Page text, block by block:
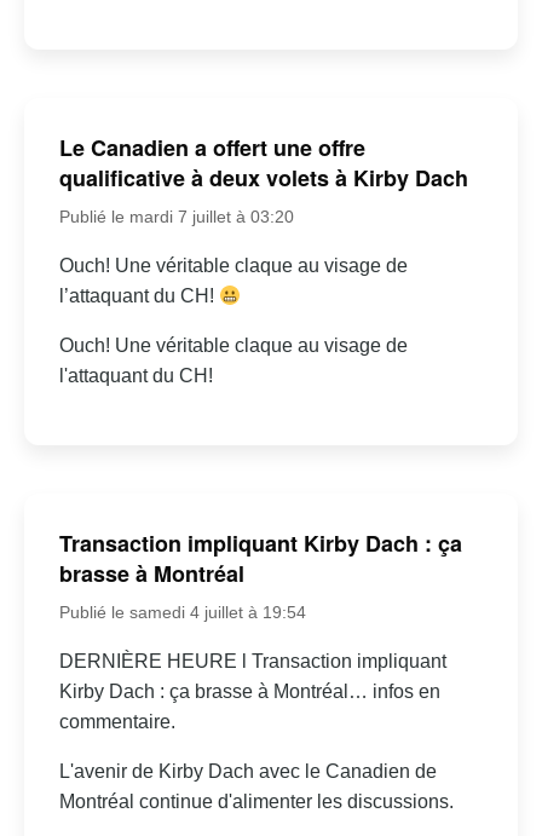
Le Canadien a offert une offre
qualificative à deux volets à Kirby Dach
Publié le mardi 7 juillet à 03:20
Ouch! Une véritable claque au visage de
l’attaquant du CH!
Ouch! Une véritable claque au visage de
l'attaquant du CH!
Transaction impliquant Kirby Dach : ça
brasse à Montréal
Publié le samedi 4 juillet à 19:54
DERNIÈRE HEURE l Transaction impliquant
Kirby Dach : ça brasse à Montréal… infos en
commentaire.
L'avenir de Kirby Dach avec le Canadien de
Montréal continue d'alimenter les discussions.